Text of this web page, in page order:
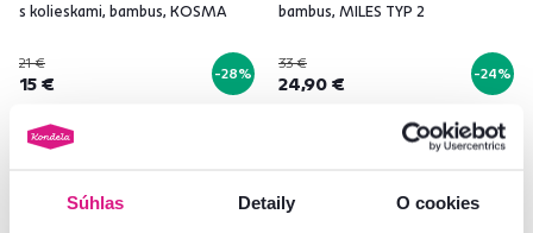
Súhlas Detaily O cookies
s kolieskami, bambus, KOSMA
21 €
15 € -28%
bambus, MILES TYP 2
33 €
24,90 € -24%